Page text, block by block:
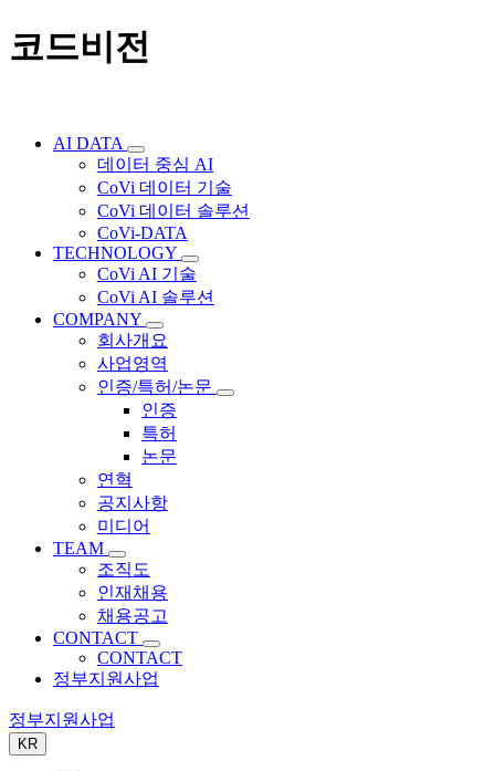
코드비전
AI DATA
데이터 중심 AI
CoVi 데이터 기술
CoVi 데이터 솔루션
CoVi-DATA
TECHNOLOGY
CoVi AI 기술
CoVi AI 솔루션
COMPANY
회사개요
사업영역
인증/특허/논문
인증
특허
논문
연혁
공지사항
미디어
TEAM
조직도
인재채용
채용공고
CONTACT
CONTACT
정부지원사업
정부지원사업
KR